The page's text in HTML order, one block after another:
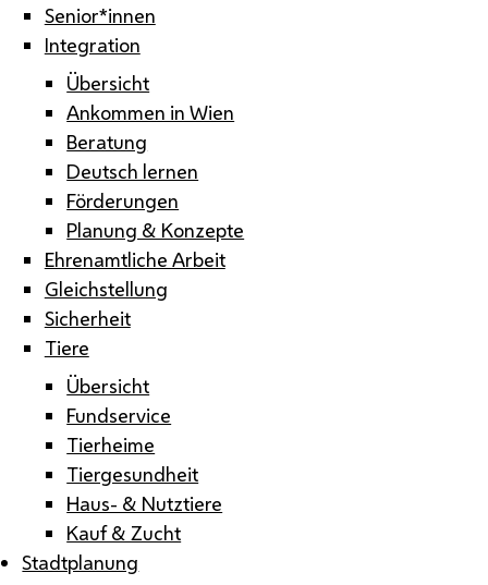
Senior*innen
Integration
Übersicht
Ankommen in Wien
Beratung
Deutsch lernen
Förderungen
Planung & Konzepte
Ehrenamtliche Arbeit
Gleichstellung
Sicherheit
Tiere
Übersicht
Fundservice
Tierheime
Tiergesundheit
Haus- & Nutztiere
Kauf & Zucht
Stadtplanung